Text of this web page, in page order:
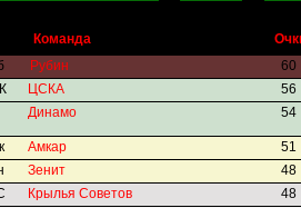
Команда
Рубин
60
ЦСКА
56
Динамо 54
Амкар
51
Зенит
48
Крылья Советов
48